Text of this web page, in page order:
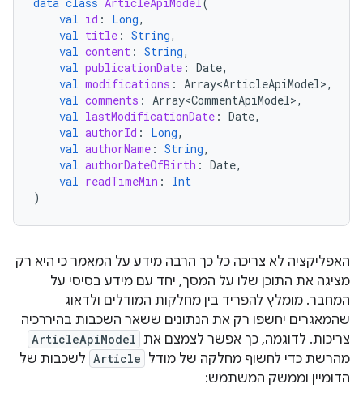
val id : Long,
val title : String,
val content : String,
val publicationDate : Date,
val modifications : Array<ArticleApiModel>,
val comments : Array<CommentApiModel>,
val lastModificationDate : Date,
val authorId : Long,
val authorName : String,
val authorDateOfBirth : Date,
val readTimeMin :
Int
)
האפליקציה לא צריכה כל כך הרבה מידע על המאמר כי היא רק
מציגה את התוכן שלו על המסך, יחד עם מידע בסיסי על
המחבר. מומלץ להפריד בין מחלקות המודלים ולדאוג
שהמאגרים יחשפו רק את הנתונים ששאר השכבות בהיררכיה
צריכות. לדוגמה, כך אפשר לצמצם את ArticleApiModel
מהרשת כדי לחשוף מחלקה של מודל Article לשכבות של
הדומיין וממשק המשתמש: